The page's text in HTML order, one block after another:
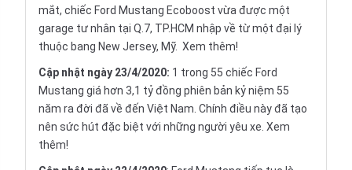
mắt, chiếc Ford Mustang Ecoboost vừa được một
garage tư nhân tại Q.7, TP.HCM nhập về từ một đại lý
thuộc bang New Jersey, Mỹ. Xem thêm!
Cập nhật ngày 23/4/2020: 1 trong 55 chiếc Ford
Mustang giá hơn 3,1 tỷ đồng phiên bản kỷ niệm 55
năm ra đời đã về đến Việt Nam. Chính điều này đã tạo
nên sức hút đặc biệt với những người yêu xe. Xem
thêm!